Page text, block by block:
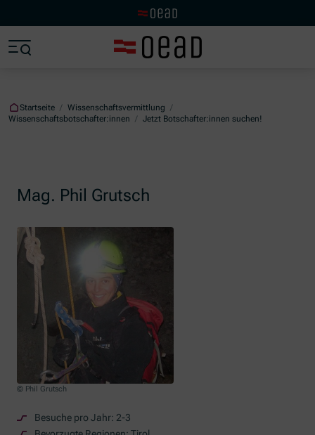
Startseite / Wissenschaftsvermittlung /
Wissenschaftsbotschafter:innen / Jetzt Botschafter:innen suchen!
Mag. Phil Grutsch
© Phil Grutsch
Besuche pro Jahr: 2-3